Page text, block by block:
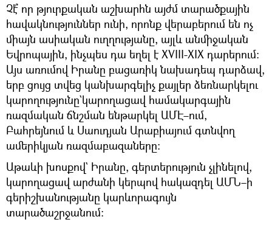
Չէ՞ որ թյուրքական աշխարհն այժմ տարածքային
հավակնություններ ունի, որոնք վերաբերում են ոչ
միայն ասիական ուղղությանը, այլև անմիջական
Եվրոպային, ինչպես դա եղել է XVIII-XIX դարերում։
Այս առումով Իրանը բացառիկ նախադեպ դարձավ,
երբ ցույց տվեց կանխարգելիչ քայլեր ձեռնարկելու
կարողությունը`կարողացավ համակարգային
ռազմական ճնշման ենթարկել ԱՄԷ–ում,
Բահրեյնում և Սաուդյան Արաբիայում գտնվող
ամերիկյան ռազմաբազաները:
Աթաևի խոսքով` Իրանը, գերտերություն չլինելով,
կարողացավ արժանի կերպով հակազդել ԱՄՆ–ի
գերիշխանությանը կարևորագույն
տարածաշրջանում։